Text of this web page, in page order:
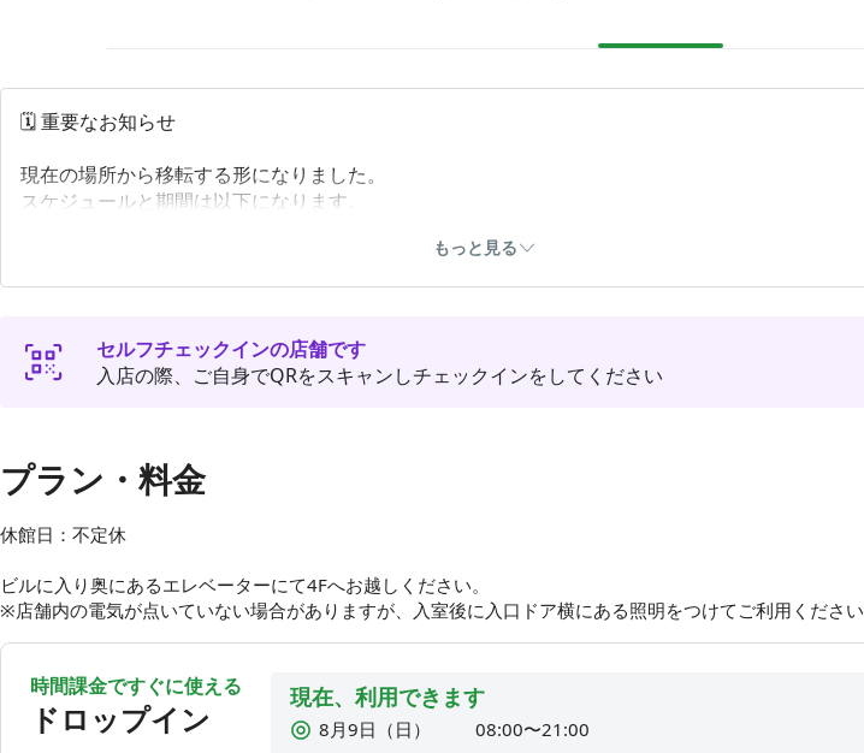
🗓 重要なお知らせ
現在の場所から移転する形になりました。
スケジュールと期間は以下になります。
もっと見る
セルフチェックインの店舗です
入店の際、ご自身でQRをスキャンしチェックインをしてください
プラン・料金
休館日：不定休
ビルに入り奥にあるエレベーターにて4Fへお越しください。
※店舗内の電気が点いていない場合がありますが、入室後に入口ドア横にある照明をつけてご利用ください
時間課金ですぐに使える
ドロップイン
現在、利用できます
8月9日（日）
08:00〜21:00